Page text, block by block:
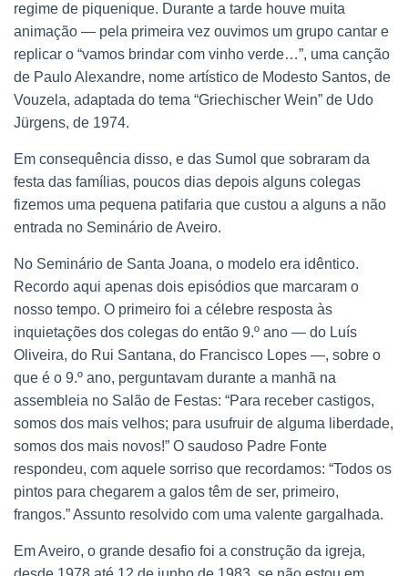
regime de piquenique. Durante a tarde houve muita
animação — pela primeira vez ouvimos um grupo cantar e
replicar o “vamos brindar com vinho verde…”, uma canção
de Paulo Alexandre, nome artístico de Modesto Santos, de
Vouzela, adaptada do tema “Griechischer Wein” de Udo
Jürgens, de 1974.
Em consequência disso, e das Sumol que sobraram da
festa das famílias, poucos dias depois alguns colegas
fizemos uma pequena patifaria que custou a alguns a não
entrada no Seminário de Aveiro.
No Seminário de Santa Joana, o modelo era idêntico.
Recordo aqui apenas dois episódios que marcaram o
nosso tempo. O primeiro foi a célebre resposta às
inquietações dos colegas do então 9.º ano — do Luís
Oliveira, do Rui Santana, do Francisco Lopes —, sobre o
que é o 9.º ano, perguntavam durante a manhã na
assembleia no Salão de Festas: “Para receber castigos,
somos dos mais velhos; para usufruir de alguma liberdade,
somos dos mais novos!” O saudoso Padre Fonte
respondeu, com aquele sorriso que recordamos: “Todos os
pintos para chegarem a galos têm de ser, primeiro,
frangos.” Assunto resolvido com uma valente gargalhada.
Em Aveiro, o grande desafio foi a construção da igreja,